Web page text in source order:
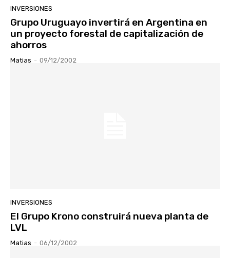
INVERSIONES
Grupo Uruguayo invertirá en Argentina en
un proyecto forestal de capitalización de
ahorros
Matias - 09/12/2002
INVERSIONES
El Grupo Krono construirá nueva planta de
LVL
Matias - 06/12/2002